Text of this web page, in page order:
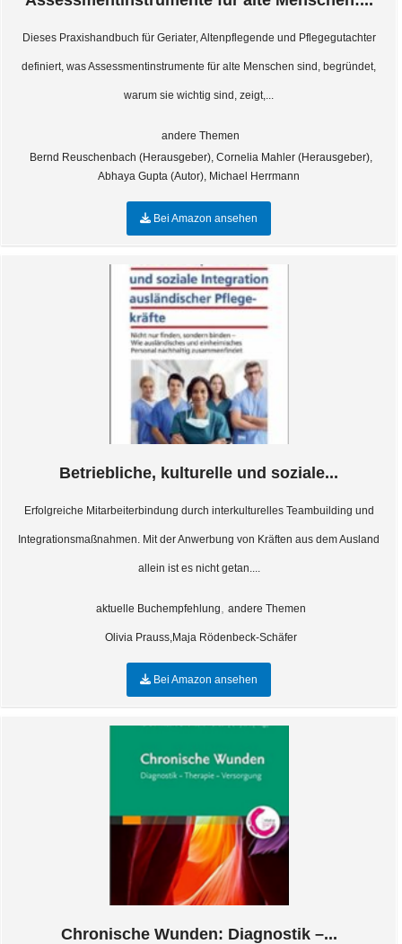
Dieses Praxishandbuch für Geriater, Altenpflegende und Pflegegutachter
definiert, was Assessmentinstrumente für alte Menschen sind, begründet,
warum sie wichtig sind, zeigt,...
andere Themen
Bernd Reuschenbach (Herausgeber), Cornelia Mahler (Herausgeber),
Abhaya Gupta (Autor), Michael Herrmann
Bei Amazon ansehen
Betriebliche, kulturelle und soziale...
Erfolgreiche Mitarbeiterbindung durch interkulturelles Teambuilding und
Integrationsmaßnahmen. Mit der Anwerbung von Kräften aus dem Ausland
allein ist es nicht getan....
aktuelle Buchempfehlung andere Themen
Olivia Prauss,Maja Rödenbeck-Schäfer
Bei Amazon ansehen
Chronische Wunden: Diagnostik –...